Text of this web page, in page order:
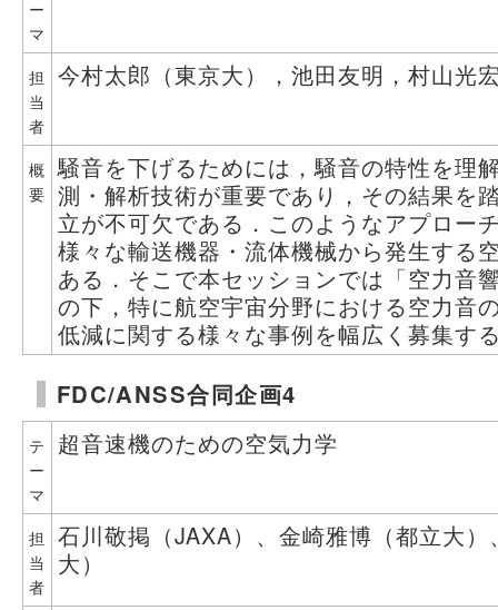
ー
マ
担
当
者
今村太郎（東京大），池田友明，村山光
概
要
騒音を下げるためには，騒音の特性を理
測・解析技術が重要であり，その結果を
立が不可欠である．このようなアプロー
様々な輸送機器・流体機械から発生する
ある．そこで本セッションでは「空力音
の下，特に航空宇宙分野における空力音
低減に関する様々な事例を幅広く募集す
FDC/ANSS合同企画4
テ
ー
マ
超音速機のための空気力学
担
当
者
石川敬掲（JAXA）、金崎雅博（都立大
大）